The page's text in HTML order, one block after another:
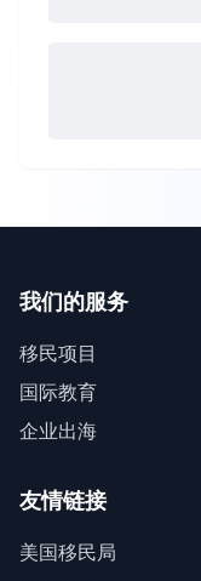
我们的服务
移民项目
国际教育
企业出海
友情链接
美国移民局